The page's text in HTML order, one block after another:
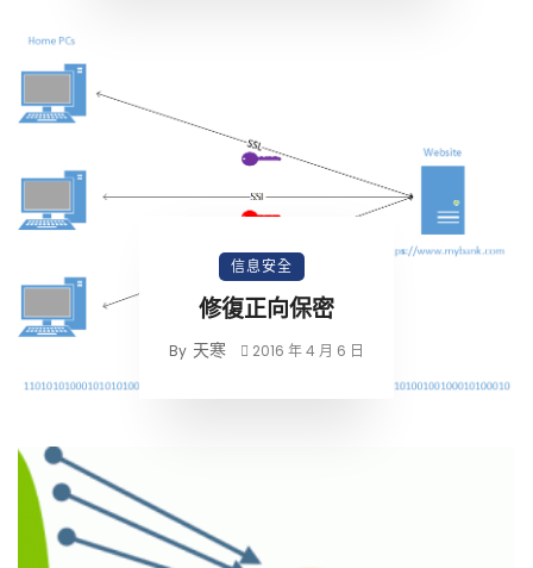
信息安全
修復正向保密
By 天寒 2016 年 4 月 6 日